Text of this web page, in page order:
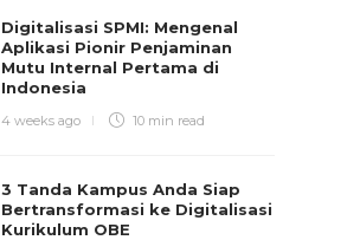
Digitalisasi SPMI: Mengenal
Aplikasi Pionir Penjaminan
Mutu Internal Pertama di
Indonesia
4 weeks ago 10 min read
3 Tanda Kampus Anda Siap
Bertransformasi ke Digitalisasi
Kurikulum OBE